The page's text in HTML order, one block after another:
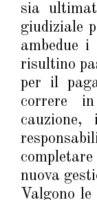
sia
giudiziale
ambedue
risultino
per il
correre
nuova
Valgono